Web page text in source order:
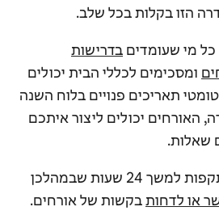
הזו בקלות בכל שלב.
כל מי שעומדים בדרישות
ומסכימים לכללי הבית יכולים
תאריכים פנויים בלוח השנה
האורחים יכולים ליצור איתכם
שאלות.
תקפות למשך 24 שעות שבמהלכן
או לדחותבקשות של אורחים.